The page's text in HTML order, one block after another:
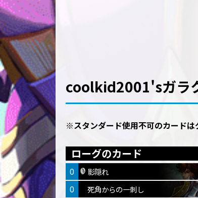
coolkid2001'sガラ
※スタンダード使用不可のカードは
ローグのカード
0 影隠れ
0
死角からの一刺し